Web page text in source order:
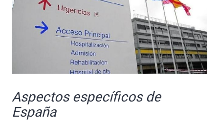
Aspectos específicos de
España